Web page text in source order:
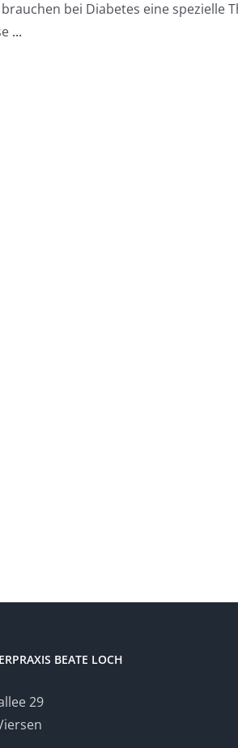
bei Diabetes eine spezielle
...
BEATE LOCH
29